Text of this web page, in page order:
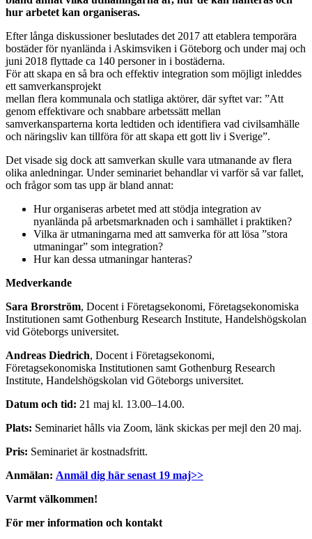
hur arbetet kan organiseras.
Efter långa diskussioner beslutades det 2017 att etablera temporära
bostäder för nyanlända i Askimsviken i Göteborg och under maj och
juni 2018 flyttade ca 140 personer in i bostäderna.
För att skapa en så bra och effektiv integration som möjligt inleddes
ett samverkansprojekt
mellan flera kommunala och statliga aktörer, där syftet var: ”Att
genom effektivare och snabbare arbetssätt mellan
samverkansparterna korta ledtiden och identifiera vad civilsamhälle
och näringsliv kan tillföra för att skapa ett gott liv i Sverige”.
Det visade sig dock att samverkan skulle vara utmanande av flera
olika anledningar. Under seminariet behandlar vi varför så var fallet,
och frågor som tas upp är bland annat:
Hur organiseras arbetet med att stödja integration av
nyanlända på arbetsmarknaden och i samhället i praktiken?
Vilka är utmaningarna med att samverka för att lösa ”stora
utmaningar” som integration?
Hur kan dessa utmaningar hanteras?
Medverkande
Sara Brorström, Docent i Företagsekonomi, Företagsekonomiska
Institutionen samt Gothenburg Research Institute, Handelshögskolan
vid Göteborgs universitet.
Andreas Diedrich, Docent i Företagsekonomi,
Företagsekonomiska Institutionen samt Gothenburg Research
Institute, Handelshögskolan vid Göteborgs universitet.
Datum och tid: 21 maj kl. 13.00–14.00.
Plats: Seminariet hålls via Zoom, länk skickas per mejl den 20 maj.
Pris: Seminariet är kostnadsfritt.
Anmälan: Anmäl dig här senast 19 maj>>
Varmt välkommen!
För mer information och kontakt